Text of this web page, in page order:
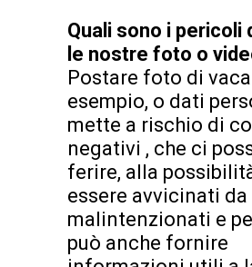
Quali sono i pericoli
le nostre foto o
Postare foto di
esempio, o dati
mette a rischio di
negativi , che ci
ferire, alla
essere avvicinati da
malintenzionati e
può anche fornire